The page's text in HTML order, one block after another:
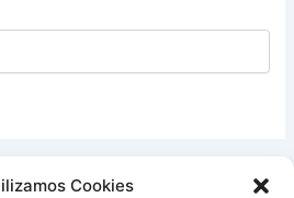
Cookies